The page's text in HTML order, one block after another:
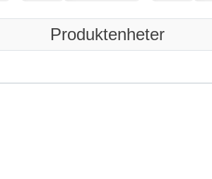
Produktenheter